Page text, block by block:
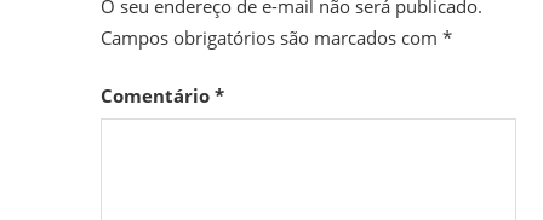
O seu endereço de e-mail não será publicado.
Campos obrigatórios são marcados com *
Comentário *